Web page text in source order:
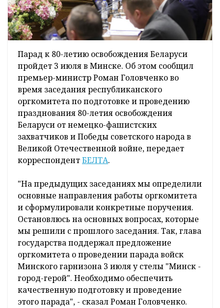
Парад к 80-летию освобождения Беларуси
пройдет 3 июля в Минске. Об этом сообщил
премьер-министр Роман Головченко во
время заседания республиканского
оргкомитета по подготовке и проведению
празднования 80-летия освобождения
Беларуси от немецко-фашистских
захватчиков и Победы советского народа в
Великой Отечественной войне, передает
корреспондентБЕЛТА.
"На предыдущих заседаниях мы определили
основные направления работы оргкомитета
и сформулировали конкретные поручения.
Остановлюсь на основных вопросах, которые
мы решили с прошлого заседания. Так, глава
государства поддержал предложение
оргкомитета о проведении парада войск
Минского гарнизона 3 июля у стелы "Минск -
город-герой". Необходимо обеспечить
качественную подготовку и проведение
этого парада", - сказал Роман Головченко.